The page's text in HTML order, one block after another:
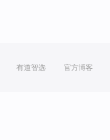
有道智选 官方博客